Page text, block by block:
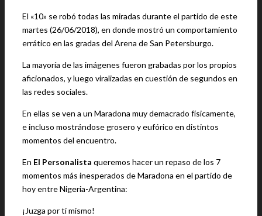
El «10» se robó todas las miradas durante el partido de este
martes (26/06/2018), en donde mostró un comportamiento
errático en las gradas del Arena de San Petersburgo.
La mayoría de las imágenes fueron grabadas por los propios
aficionados, y luego viralizadas en cuestión de segundos en
las redes sociales.
En ellas se ven a un Maradona muy demacrado físicamente,
e incluso mostrándose grosero y eufórico en distintos
momentos del encuentro.
En El Personalista queremos hacer un repaso de los 7
momentos más inesperados de Maradona en el partido de
hoy entre Nigeria-Argentina:
¡Juzga por ti mismo!